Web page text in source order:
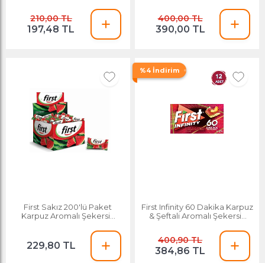
210,00 TL
197,48 TL
400,00 TL
390,00 TL
First Sakız 200'lü Paket
Karpuz Aromalı Şekersiz
229,80 TL
%4 İndirim
First Infinity 60 Dakika Karpuz
& Şeftali Aromalı Şekersiz
400,90 TL
384,86 TL